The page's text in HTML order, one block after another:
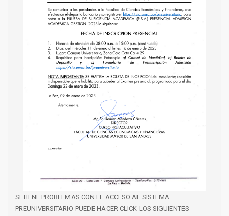
SI TIENE PROBLEMAS CON EL ACCESO AL SISTEMA
PREUNIVERSITARIO PUEDE HACER CLICK LOS SIGUIENTES